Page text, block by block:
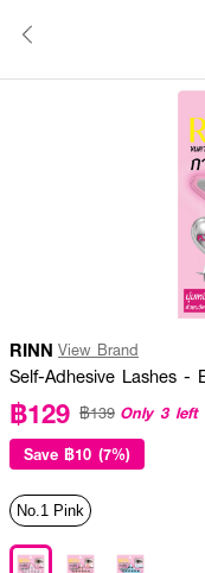
RINN View Brand
Self-Adhesive Lashes -
฿129 ฿139 Only 3 left
Save ฿10 (7%)
No.1 Pink